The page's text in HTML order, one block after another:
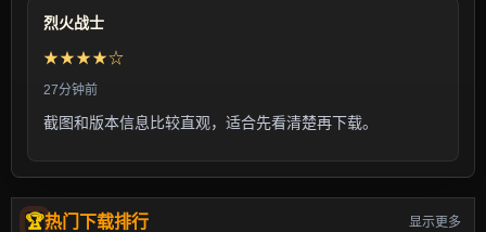
烈火战士
★★★★☆
27分钟前
截图和版本信息比较直观，适合先看清楚再下载。
热门下载排行 显示更多